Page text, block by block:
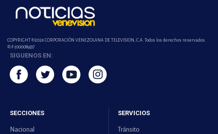
COPYRIGHT ©2026 CORPORACIÓN VENEZOLANA DE TELEVISION, C.A. Todos los derechos reservados.
Rif-j000089337
SIGUENOS EN:
SECCIONES
Nacional
SERVICIOS
Tránsito